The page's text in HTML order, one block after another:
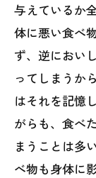
与えているか
体に悪い食べ
ず、逆におい
ってしまうか
はそれを記憶
がらも、食べ
まうことは多
べ物も身体に